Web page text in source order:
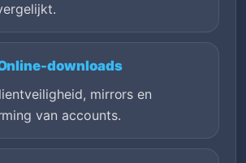
downloads
mirrors en
van accounts.